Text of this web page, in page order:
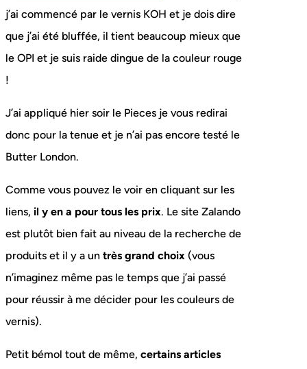
j’ai commencé par le vernis KOH et je dois dire
que j’ai été bluffée, il tient beaucoup mieux que
le OPI et je suis raide dingue de la couleur rouge
!
J’ai appliqué hier soir le Pieces je vous redirai
donc pour la tenue et je n’ai pas encore testé le
Butter London.
Comme vous pouvez le voir en cliquant sur les
liens, il y en a pour tous les prix. Le site Zalando
est plutôt bien fait au niveau de la recherche de
produits et il y a un très grand choix (vous
n’imaginez même pas le temps que j’ai passé
pour réussir à me décider pour les couleurs de
vernis).
Petit bémol tout de même, certains articles